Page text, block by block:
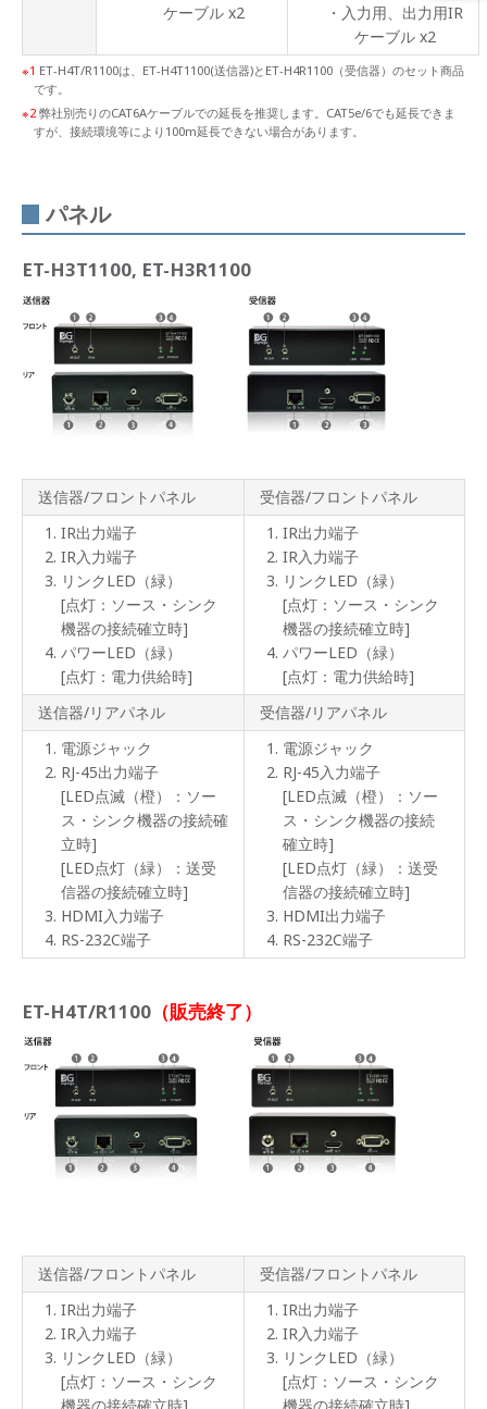
ケーブル x2
・入力用、出力用IR
ケーブル x2
1 ET-H4T/R1100は、ET-H4T1100(送信器)とET-H4R1100（受信器）のセット商品
です。
2 弊社別売りのCAT6Aケーブルでの延長を推奨します。CAT5e/6でも延長できま
すが、接続環境等により100m延長できない場合があります。
パネル
ET-H3T1100, ET-H3R1100
送信器/フロントパネル
受信器/フロントパネル
IR出力端子
IR入力端子
リンクLED（緑）
[点灯：ソース・シンク
機器の接続確立時]
パワーLED（緑）
[点灯：電力供給時]
IR出力端子
IR入力端子
リンクLED（緑）
[点灯：ソース・シンク
機器の接続確立時]
パワーLED（緑）
[点灯：電力供給時]
送信器/リアパネル
受信器/リアパネル
電源ジャック
RJ-45出力端子
[LED点滅（橙）：ソー
ス・シンク機器の接続確
立時]
[LED点灯（緑）：送受
信器の接続確立時]
HDMI入力端子
RS-232C端子
電源ジャック
RJ-45入力端子
[LED点滅（橙）：ソー
ス・シンク機器の接続
確立時]
[LED点灯（緑）：送受
信器の接続確立時]
HDMI出力端子
RS-232C端子
ET-H4T/R1100 （販売終了）
送信器/フロントパネル
受信器/フロントパネル
IR出力端子
IR入力端子
リンクLED（緑）
[点灯：ソース・シンク
IR出力端子
IR入力端子
リンクLED（緑）
[点灯：ソース・シンク
特長
2：
送に
ー部
HDCP
ップ